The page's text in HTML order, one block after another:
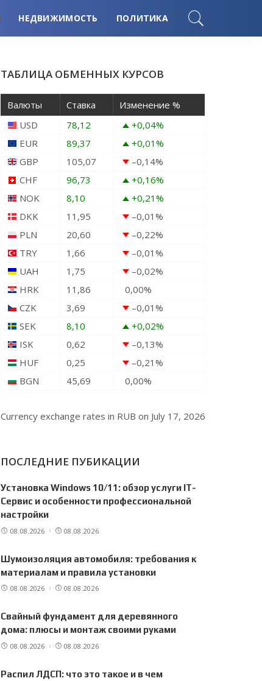
НЕДВИЖИМОСТЬ ПОЛИТИКА
ТАБЛИЦА ОБМЕННЫХ КУРСОВ
Валюты Ставка
Изменение %
USD
78,12 +0,04%
EUR
89,37 +0,01%
GBP
105,07 –0,14%
CHF
96,73 +0,16%
NOK
8,10 +0,21%
DKK
11,95 –0,01%
PLN
20,60 –0,22%
TRY
1,66 –0,01%
UAH
1,75 –0,02%
HRK
11,86 0,00%
CZK
3,69 –0,01%
SEK
8,10 +0,02%
ISK
0,62 –0,13%
HUF
0,25 –0,21%
BGN
45,69 0,00%
Currency exchange rates in RUB on July 17, 2026
ПОСЛЕДНИЕ ПУБИКАЦИИ
Установка Windows 10/11: обзор услуги IT-
Сервис и особенности профессиональной
настройки
08.08.2026 08.08.2026
Шумоизоляция автомобиля: требования к
материалам и правила установки
08.08.2026 08.08.2026
Свайный фундамент для деревянного
дома: плюсы и монтаж своими руками
08.08.2026 08.08.2026
Распил ЛДСП: что это такое и в чем